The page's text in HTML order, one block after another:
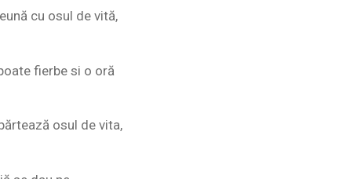
cu osul de vită,
fierbe si o oră
osul de vita,